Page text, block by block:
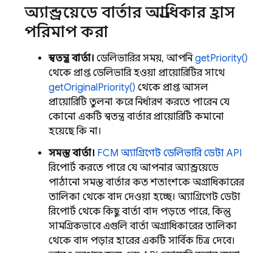
অ্যান্ড্রয়েডে বার্তার অগ্রাধিকার হ্রাস
পরিমাপ করা
স্বতন্ত্র বার্তা। ডেলিভারির সময়, আপনিgetPriority()
থেকে প্রাপ্ত ডেলিভারি হওয়া প্রায়োরিটির সাথে
getOriginalPriority() থেকে প্রাপ্ত আসল
প্রায়োরিটি তুলনা করে নির্ধারণ করতে পারেন যে
কোনো একটি স্বতন্ত্র বার্তার প্রায়োরিটি কমানো
হয়েছে কি না।
সমস্ত বার্তা। FCM অ্যাগ্রিগেট ডেলিভারি ডেটা API
রিপোর্ট করতে পারে যে আপনার অ্যান্ড্রয়েডে
পাঠানো সমস্ত বার্তার কত শতাংশকে অগ্রাধিকারের
তালিকা থেকে বাদ দেওয়া হচ্ছে। অ্যাগ্রিগেট ডেটা
রিপোর্ট থেকে কিছু বার্তা বাদ পড়তে পারে, কিন্তু
সামগ্রিকভাবে এগুলি বার্তা অগ্রাধিকারের তালিকা
থেকে বাদ পড়ার হারের একটি সার্বিক চিত্র দেবে।